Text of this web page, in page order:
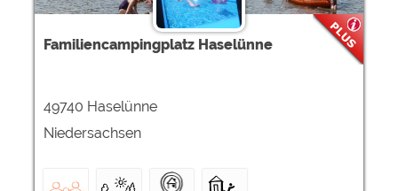
Familiencampingplatz Haselünne
49740 Haselünne
Niedersachsen